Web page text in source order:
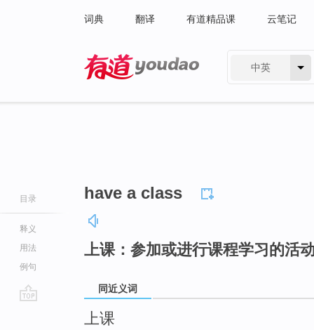
词典 翻译 有道精品课 云笔记
中英
目录
释义
用法
例句
have a class
上课：参加或进行课程学习的活
同近义词
上课